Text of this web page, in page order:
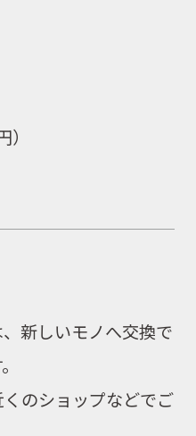
）
新しいモノへ交換で
のショップなどでご